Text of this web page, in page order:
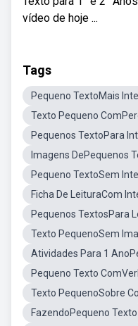
vídeo de hoje ...
Tags
Pequeno TextoMais
Texto Pequeno
Pequenos TextoPara
Imagens DePequenos
Pequeno TextoSem
Ficha De LeituraCom
Pequenos TextosPara
Texto PequenoSem
Atividades Para 1
Pequeno Texto
Texto PequenoSobre
FazendoPequeno Texto